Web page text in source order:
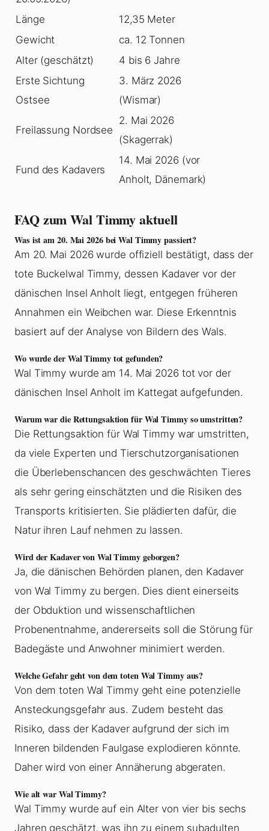
Länge
12,35 Meter
Gewicht
ca. 12 Tonnen
Alter (geschätzt)
4 bis 6 Jahre
Erste Sichtung
Ostsee
3. März 2026
(Wismar)
Freilassung Nordsee
2. Mai 2026
(Skagerrak)
Fund des Kadavers
14. Mai 2026 (vor
Anholt, Dänemark)
FAQ zum Wal Timmy aktuell
Was ist am 20. Mai 2026 bei Wal Timmy passiert?
Am 20. Mai 2026 wurde offiziell bestätigt, dass der
tote Buckelwal Timmy, dessen Kadaver vor der
dänischen Insel Anholt liegt, entgegen früheren
Annahmen ein Weibchen war. Diese Erkenntnis
basiert auf der Analyse von Bildern des Wals.
Wo wurde der Wal Timmy tot gefunden?
Wal Timmy wurde am 14. Mai 2026 tot vor der
dänischen Insel Anholt im Kattegat aufgefunden.
Warum war die Rettungsaktion für Wal Timmy so umstritten?
Die Rettungsaktion für Wal Timmy war umstritten,
da viele Experten und Tierschutzorganisationen
die Überlebenschancen des geschwächten Tieres
als sehr gering einschätzten und die Risiken des
Transports kritisierten. Sie plädierten dafür, die
Natur ihren Lauf nehmen zu lassen.
Wird der Kadaver von Wal Timmy geborgen?
Ja, die dänischen Behörden planen, den Kadaver
von Wal Timmy zu bergen. Dies dient einerseits
der Obduktion und wissenschaftlichen
Probenentnahme, andererseits soll die Störung für
Badegäste und Anwohner minimiert werden.
Welche Gefahr geht von dem toten Wal Timmy aus?
Von dem toten Wal Timmy geht eine potenzielle
Ansteckungsgefahr aus. Zudem besteht das
Risiko, dass der Kadaver aufgrund der sich im
Inneren bildenden Faulgase explodieren könnte.
Daher wird von einer Annäherung abgeraten.
Wie alt war Wal Timmy?
Wal Timmy wurde auf ein Alter von vier bis sechs
Jahren geschätzt, was ihn zu einem subadulten